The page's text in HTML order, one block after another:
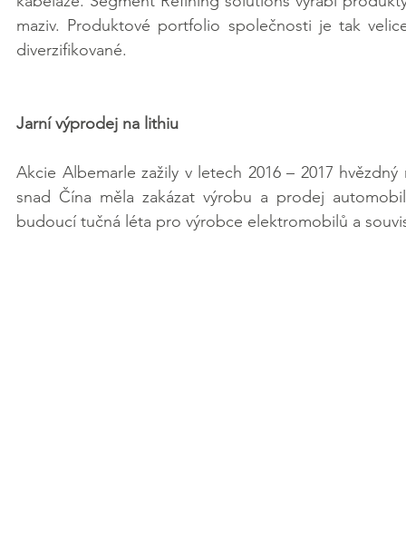
maziv. Produktové portfolio společnosti je tak
diverzifikované.
Jarní výprodej na lithiu
Akcie Albemarle zažily v letech 2016 – 2017
snad Čína měla zakázat výrobu a prodej
budoucí tučná léta pro výrobce elektromobilů a